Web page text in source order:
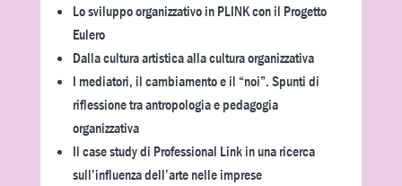
Lo sviluppo organizzativo in PLINK con il Progetto
Eulero
Dalla cultura artistica alla cultura organizzativa
I mediatori, il cambiamento e il “noi”. Spunti di
riflessione tra antropologia e pedagogia
organizzativa
Il case study di Professional Link in una ricerca
sull’influenza dell’arte nelle imprese